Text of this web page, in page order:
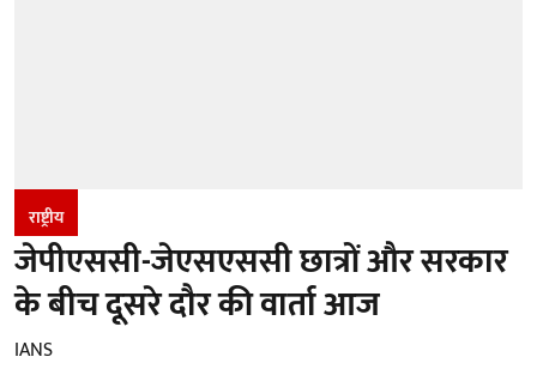
राष्ट्रीय
जेपीएससी-जेएसएससी छात्रों और सरकार
के बीच दूसरे दौर की वार्ता आज
IANS